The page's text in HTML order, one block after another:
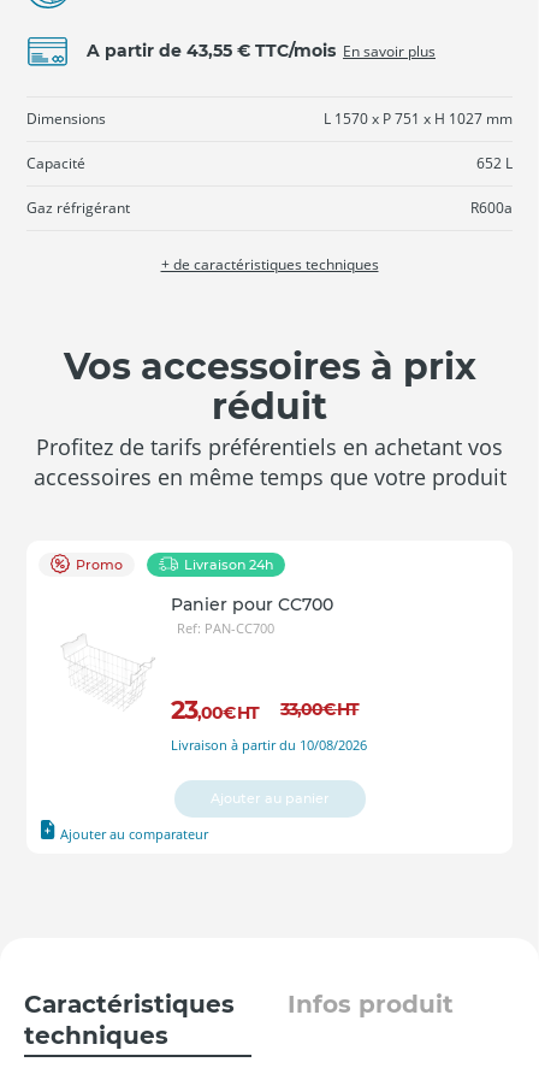
A partir de 43,55 € TTC/mois En savoir plus
Dimensions L 1570 x P 751 x H 1027 mm
Capacité 652 L
Gaz réfrigérant R600a
+ de caractéristiques techniques
Vos accessoires à prix
réduit
Profitez de tarifs préférentiels en achetant vos
accessoires en même temps que votre produit
Promo Livraison 24h
Panier pour CC700
Ref: PAN-CC700
23,00€HT 33,00€HT
Livraison à partir du 10/08/2026
Ajouter au comparateur
Ajouter au panier
Caractéristiques
techniques
Infos produit